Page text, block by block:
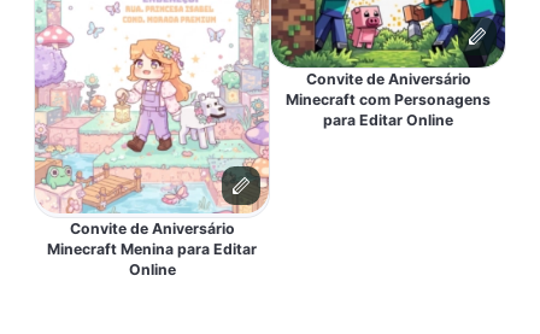
Convite de Aniversário
Minecraft Menina para Editar
Online
Convite de Aniversário
Minecraft com Personagens
para Editar Online